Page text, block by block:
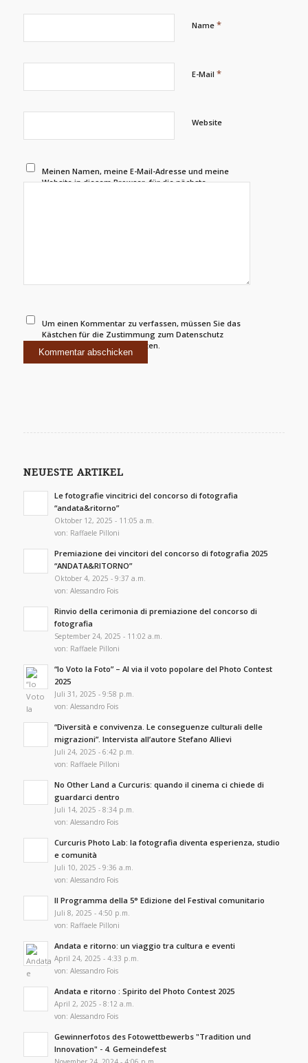
Name *
E-Mail *
Website
Meinen Namen, meine E-Mail-Adresse und meine
Website in diesem Browser, für die nächste
Um einen Kommentar zu verfassen, müssen Sie das
Kästchen für die Zustimmung zum Datenschutz
gemäß den Regeln ankreuzen.
NEUESTE ARTIKEL
Le fotografie vincitrici del concorso di fotografia
“andata&ritorno”
Oktober 12, 2025 - 11:05 a.m.
von: Raffaele Pilloni
Premiazione dei vincitori del concorso di fotografia 2025
“ANDATA&RITORNO”
Oktober 4, 2025 - 9:37 a.m.
von: Alessandro Fois
Rinvio della cerimonia di premiazione del concorso di
fotografia
September 24, 2025 - 11:02 a.m.
von: Raffaele Pilloni
“Io Voto la Foto” – Al via il voto popolare del Photo Contest
2025
Juli 31, 2025 - 9:58 p.m.
von: Alessandro Fois
“Diversità e convivenza. Le conseguenze culturali delle
migrazioni”. Intervista all’autore Stefano Allievi
Juli 24, 2025 - 6:42 p.m.
von: Raffaele Pilloni
No Other Land a Curcuris: quando il cinema ci chiede di
guardarci dentro
Juli 14, 2025 - 8:34 p.m.
von: Alessandro Fois
Curcuris Photo Lab: la fotografia diventa esperienza, studio
e comunità
Juli 10, 2025 - 9:36 a.m.
von: Alessandro Fois
Il Programma della 5° Edizione del Festival comunitario
Juli 8, 2025 - 4:50 p.m.
von: Raffaele Pilloni
Andata e ritorno: un viaggio tra cultura e eventi
April 24, 2025 - 4:33 p.m.
von: Alessandro Fois
Andata e ritorno : Spirito del Photo Contest 2025
April 2, 2025 - 8:12 a.m.
von: Alessandro Fois
Gewinnerfotos des Fotowettbewerbs "Tradition und
Innovation" - 4. Gemeindefest